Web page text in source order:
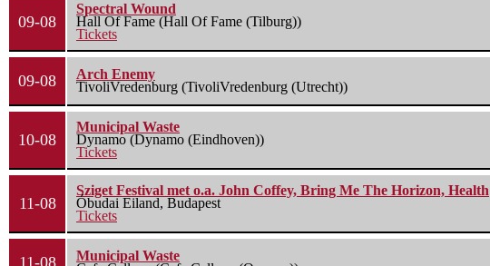
09-08
Spectral Wound
Hall Of Fame (Hall Of Fame (Tilburg))
Tickets
09-08
Arch Enemy
TivoliVredenburg (TivoliVredenburg (Utrecht))
10-08
Municipal Waste
Dynamo (Dynamo (Eindhoven))
Tickets
11-08
Sziget Festival met o.a. John Coffey, Bring Me The Horizon, Health
Óbudai Eiland, Budapest
Tickets
Municipal Waste